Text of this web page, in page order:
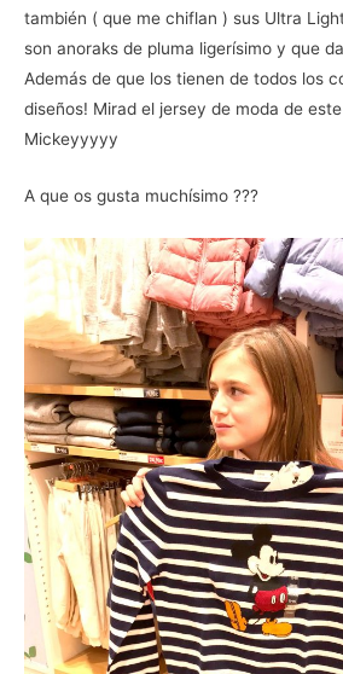
también ( que me chiflan ) sus Ultra
son anoraks de pluma ligerísimo y que
Además de que los tienen de todos los
diseños! Mirad el jersey de moda de
Mickeyyyyy
A que os gusta muchísimo ???